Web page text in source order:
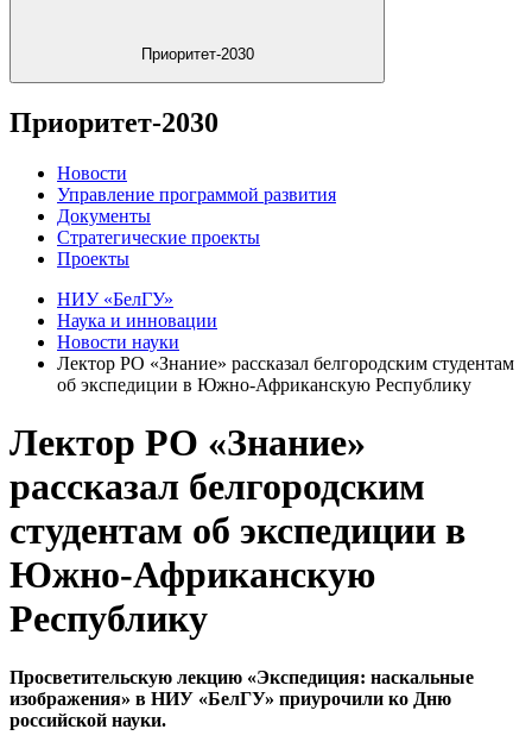
Приоритет-2030
Приоритет-2030
Новости
Управление программой развития
Документы
Стратегические проекты
Проекты
НИУ «БелГУ»
Наука и инновации
Новости науки
Лектор РО «Знание» рассказал белгородским студентам
об экспедиции в Южно-Африканскую Республику
Лектор РО «Знание»
рассказал белгородским
студентам об экспедиции в
Южно-Африканскую
Республику
Просветительскую лекцию «Экспедиция: наскальные
изображения» в НИУ «БелГУ» приурочили ко Дню
российской науки.